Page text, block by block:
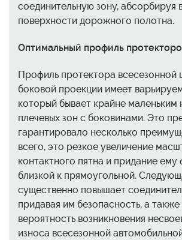
соединительную зону, абсорбируя
поверхности дорожного полотна.
Оптимальный профиль
Профиль протектора всесезонной
боковой проекции имеет
который бывает крайне маленьким
плечевых зон с боковинами. Это
гарантировало несколько
всего, это резкое увеличение
контактного пятна и придание ему
близкой к прямоугольной.
существенно повышает
придавая им безопасность, а также
вероятность возникновения
износа всесезонной